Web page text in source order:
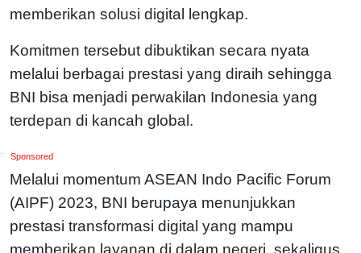
memberikan solusi digital lengkap.
Komitmen tersebut dibuktikan secara nyata
melalui berbagai prestasi yang diraih sehingga
BNI bisa menjadi perwakilan Indonesia yang
terdepan di kancah global.
Sponsored
Melalui momentum ASEAN Indo Pacific Forum
(AIPF) 2023, BNI berupaya menunjukkan
prestasi transformasi digital yang mampu
memberikan layanan di dalam negeri, sekaligus